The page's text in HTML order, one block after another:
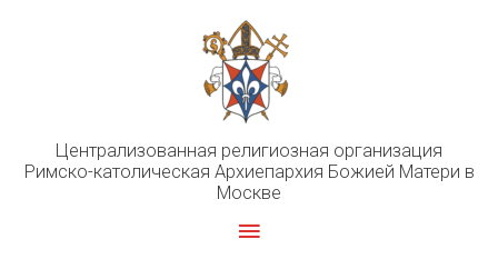
Централизованная религиозная организация
Римско-католическая Архиепархия Божией Матери в
Москве
Главное